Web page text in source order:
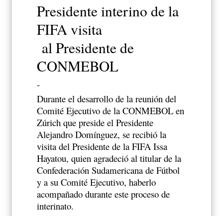
Presidente interino de la
FIFA visita
al Presidente de
CONMEBOL
-
Durante el desarrollo de la reunión del
Comité Ejecutivo de la CONMEBOL en
Zúrich que preside el Presidente
Alejandro Domínguez, se recibió la
visita del Presidente de la FIFA Issa
Hayatou, quien agradeció al titular de la
Confederación Sudamericana de Fútbol
y a su Comité Ejecutivo, haberlo
acompañado durante este proceso de
interinato.